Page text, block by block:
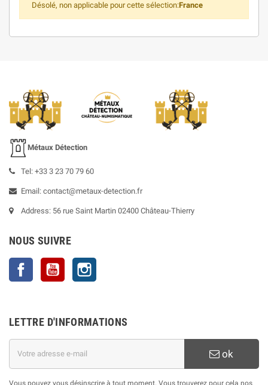
Désolé, non applicable pour cette sélection:France
Métaux Détection
Tel: +33 3 23 70 79 60
Email: contact@metaux-detection.fr
Address: 56 rue Saint Martin 02400 Château-Thierry
NOUS SUIVRE
Facebook YouTube
LETTRE D'INFORMATIONS
ok
Vous pouvez vous désinscrire à tout moment. Vous trouverez pour cela nos